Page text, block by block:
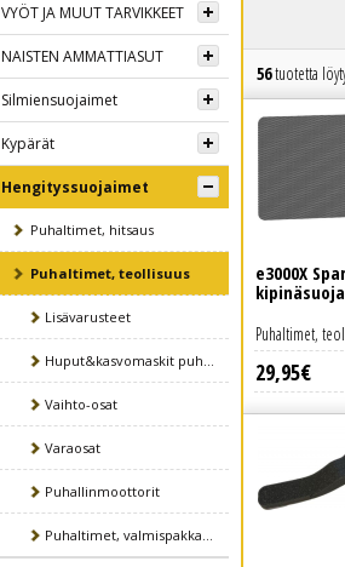
VYÖT JA MUUT TARVIKKEET
NAISTEN AMMATTIASUT
Silmiensuojaimet
Kypärät
Hengityssuojaimet
Puhaltimet, hitsaus
Puhaltimet, teollisuus
Lisävarusteet
Huput&kasvomaskit puhaltimille
Vaihto-osat
Varaosat
Puhallinmoottorit
Puhaltimet, valmispakkaukset
56tuotetta
e3000X
29,95€
Puhaltimet,